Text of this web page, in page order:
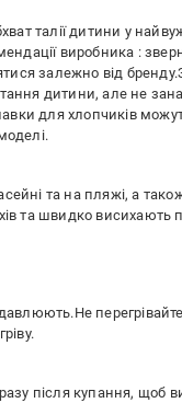
талії дитини у
виробника :
залежно від
дитини, але не
для хлопчиків
та на пляжі, а
та швидко висихають
після купання, щоб